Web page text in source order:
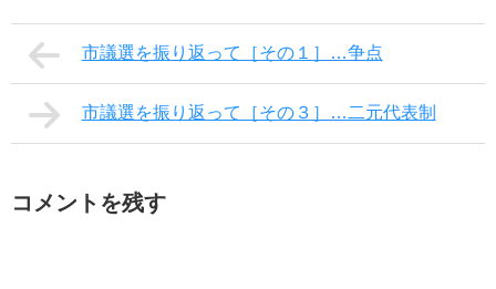
市議選を振り返って［その１］…争点
市議選を振り返って［その３］…二元代表制
コメントを残す